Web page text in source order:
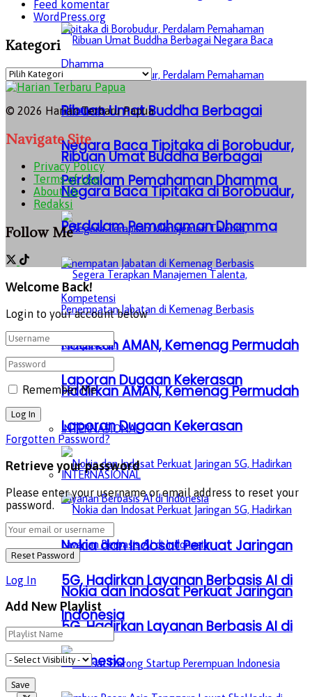
Ribuan Umat Buddha Berbagai
Negara Baca Tipitaka di Borobudur,
Perdalam Pemahaman Dhamma
Hadirkan AMAN, Kemenag Permudah
Laporan Dugaan Kekerasan
INTERNASIONAL
Nokia dan Indosat Perkuat Jaringan
5G, Hadirkan Layanan Berbasis AI di
Indonesia
Ribuan Umat Buddha Berbagai
Negara Baca Tipitaka di Borobudur,
Perdalam Pemahaman Dhamma
Hadirkan AMAN, Kemenag Permudah
Laporan Dugaan Kekerasan
INTERNASIONAL
Nokia dan Indosat Perkuat Jaringan
5G, Hadirkan Layanan Berbasis AI di
Indonesia
Feed komentar
WordPress.org
Kategori
Kategori
© 2026 Harian Terbaru Papua
Navigate Site
Privacy Policy
Terms of Use
About Us
Redaksi
Follow Me
Welcome Back!
Login to your account below
Remember Me
Forgotten Password?
Retrieve your password
Please enter your username or email address to reset your
password.
Log In
Add New Playlist